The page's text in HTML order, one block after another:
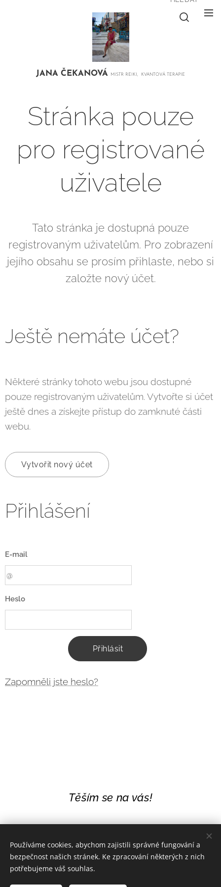
JANA ČEKANOVÁ MISTR REIKI, KVANTOVÁ TERAPIE
Stránka pouze
pro registrované
uživatele
Tato stránka je dostupná pouze
registrovaným uživatelům. Pro zobrazení
jejího obsahu se prosím přihlaste, nebo si
založte nový účet.
Ještě nemáte účet?
Některé stránky tohoto webu jsou dostupné
pouze registrovaným uživatelům. Vytvořte si účet
ještě dnes a získejte přístup do zamknuté části
webu.
Vytvořit nový účet
Přihlášení
E-mail
Heslo
Přihlásit
Zapomněli jste heslo?
Těším se na vás!
Používáme cookies, abychom zajistili správné fungování a
bezpečnost našich stránek. Ke zpracování některých z nich
potřebujeme váš souhlas.